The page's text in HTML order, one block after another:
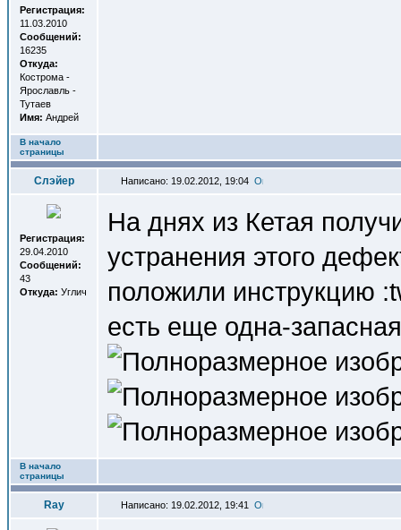
Регистрация:
11.03.2010
Сообщений:
16235
Откуда:
Кострома -
Ярославль -
Тутаев
Имя: Андрей
В начало
страницы
Слэйер Написано: 19.02.2012, 19:04
Регистрация:
29.04.2010
Сообщений:
43
Откуда: Углич
На днях из Кетая
устранения этого
положили инструкцию
есть еще одна-
В начало
страницы
Ray Написано: 19.02.2012, 19:41